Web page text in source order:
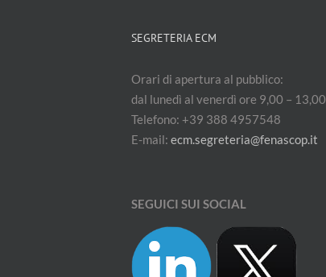
SEGRETERIA ECM
Orari di apertura al pubblico:
dal lunedì al venerdì ore 9,00 – 13,00
Telefono: +39 388 4957548
E-mail: ecm.segreteria@fenascop.it
SEGUICI SUI SOCIAL